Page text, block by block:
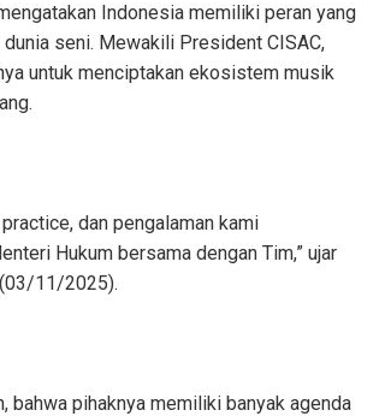
Indonesia memiliki peran yang
seni. Mewakili President CISAC,
untuk menciptakan ekosistem musik
dan pengalaman kami
Hukum bersama dengan Tim,” ujar
(03/11/2025).
bahwa pihaknya memiliki banyak agenda